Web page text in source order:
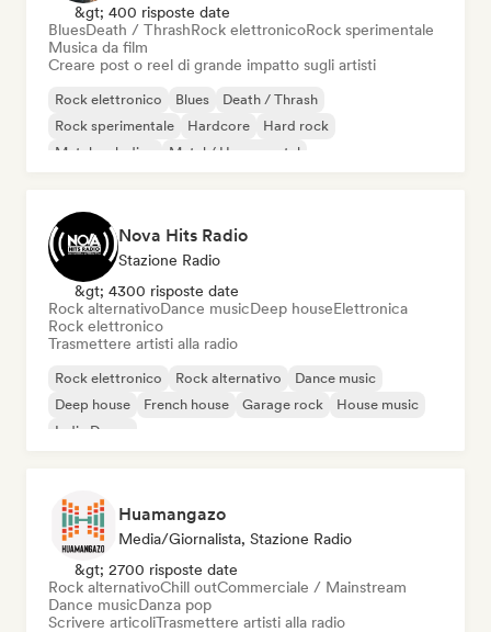
&gt; 400 risposte date
BluesDeath / ThrashRock elettronicoRock sperimentale
Musica da film
Creare post o reel di grande impatto sugli artisti
Rock elettronico Blues
Death / Thrash
Rock sperimentale
Hardcore
Hard rock
Metal melodico
Metal / Heavy metal
Nova Hits Radio
Stazione Radio
&gt; 4300 risposte date
Rock alternativoDance musicDeep houseElettronica
Rock elettronico
Trasmettere artisti alla radio
Rock elettronico Rock alternativo
Dance music
Deep house
French house Garage rock
House music
Indie Dance
Huamangazo
Media/Giornalista, Stazione Radio
&gt; 2700 risposte date
Rock alternativoChill outCommerciale / Mainstream
Dance musicDanza pop
Scrivere articoliTrasmettere artisti alla radio